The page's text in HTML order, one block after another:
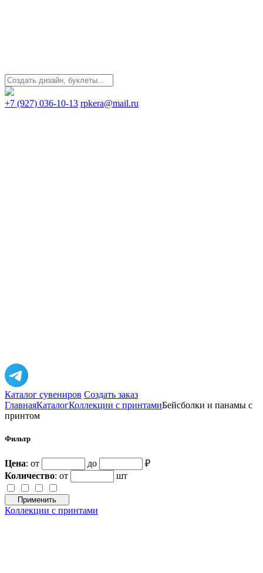
+7 (927) 036-10-13 rpkera@mail.ru
Каталог сувениров Создать заказ
ГлавнаяКаталогКоллекции с принтамиБейсболки и панамы с
принтом
Фильтр
Цена: от до
₽
Количество: от шт
Применить
Коллекции с принтами